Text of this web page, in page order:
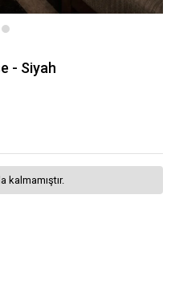
- Siyah
kalmamıştır.